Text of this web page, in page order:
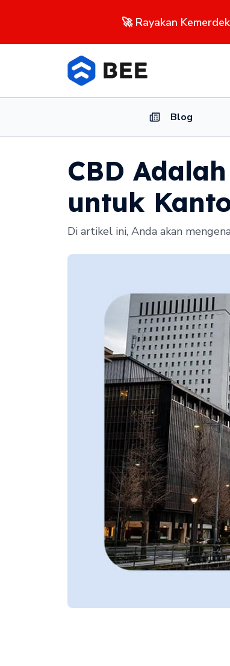
🚀 Rayakan
Blog
CBD
untuk
Di artikel ini, Anda akan